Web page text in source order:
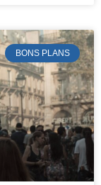
BONS PLANS